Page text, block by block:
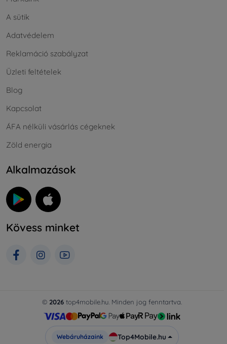
A sütik
Adatvédelem
Reklamáció szabályzat
Üzleti feltételek
Blog
Kapcsolat
ÁFA nélküli vásárlás cégeknek
Zöld energia
Alkalmazások
Kövess minket
© 2026 top4mobile.hu. Minden jog fenntartva.
Webáruházaink Top4Mobile.hu